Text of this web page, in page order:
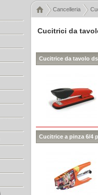
Cucitrici da
Cucitrice da tavolo
Cucitrice a pinza 6/4
Cancelleria